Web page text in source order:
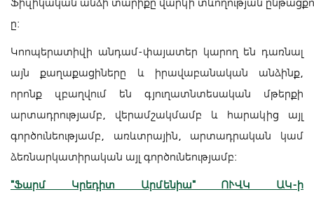
ը:
Կոոպերատիվի անդամ-փայատեր կարող են դառնալ
այն քաղաքացիները և իրավաբանական անձինք,
որոնք զբաղվում են գյուղատնտեսական մթերքի
արտադրությամբ, վերամշակմամբ և հարակից այլ
գործունեությամբ, առևտրային, արտադրական կամ
ձեռնարկատիրական այլ գործունեությամբ:
"Ֆարմ Կրեդիտ Արմենիա" ՈՒՎԿ ԱԿ-ի